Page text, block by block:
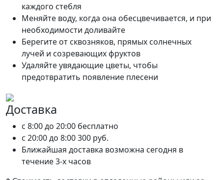
каждого стебля
Меняйте воду, когда она обесцвечивается, и при
необходимости доливайте
Берегите от сквозняков, прямых солнечных
лучей и созревающих фруктов
Удаляйте увядающие цветы, чтобы
предотвратить появление плесени
Доставка
c 8:00 до 20:00 бесплатно
c 20:00 до 8:00300 руб.
Ближайшая доставка возможна сегодня в
течение 3-х часов